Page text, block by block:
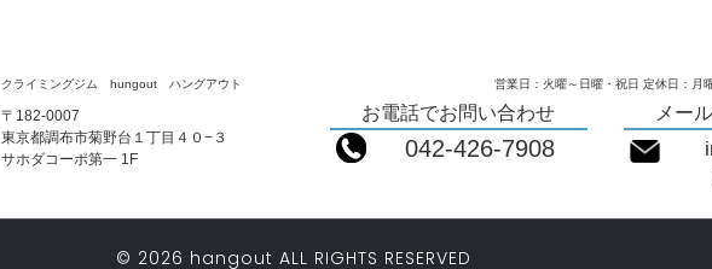
クライミングジム hungout ハングアウト
〒182-0007
東京都調布市菊野台１丁目４０−３
サホダコーポ第一 1F
営業日：火曜～日曜・祝日 定休日：月
お電話でお問い合わせ
042-426-7908
メー
© 2026 hangout ALL RIGHTS RESERVED